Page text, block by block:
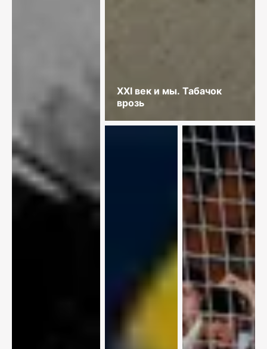
XXI век и мы. Табачок
врозь